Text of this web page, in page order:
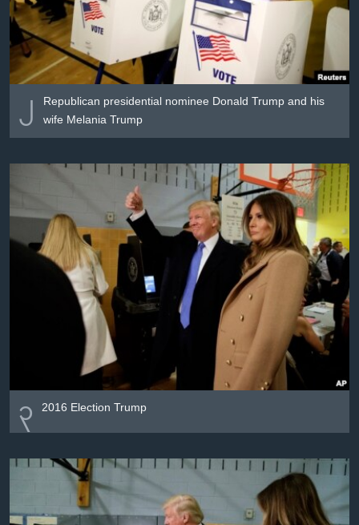
၂
Republican presidential nominee Donald Trump and his
wife Melania Trump
၃ 2016 Election Trump